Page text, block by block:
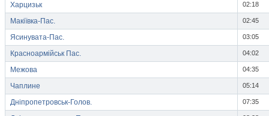
Харцизьк 02:18
Макіївка-Пас. 02:45
Ясинувата-Пас. 03:05
Красноармійськ Пас. 04:02
Межова 04:35
Чаплине 05:14
Дніпропетровськ-Голов. 07:35